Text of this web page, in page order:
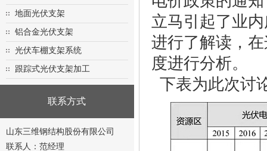
地面光伏支架
铝合金光伏支架
光伏车棚支架系统
跟踪式光伏支架加工
联系方式
山东三维钢结构股份有限公司
联系人：范经理
立马引起了业
进行了解读，
度进行分析。
下表为此次讨